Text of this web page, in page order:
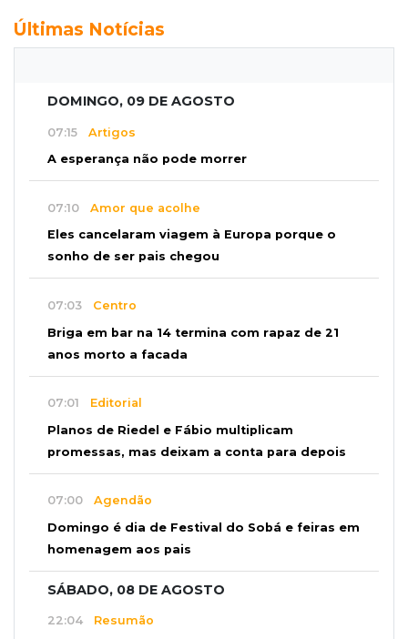
Últimas Notícias
DOMINGO, 09 DE AGOSTO
07:15 Artigos
A esperança não pode morrer
07:10 Amor que acolhe
Eles cancelaram viagem à Europa porque o
sonho de ser pais chegou
07:03 Centro
Briga em bar na 14 termina com rapaz de 21
anos morto a facada
07:01 Editorial
Planos de Riedel e Fábio multiplicam
promessas, mas deixam a conta para depois
07:00 Agendão
Domingo é dia de Festival do Sobá e feiras em
homenagem aos pais
SÁBADO, 08 DE AGOSTO
22:04 Resumão